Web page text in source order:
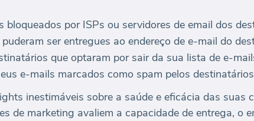
bloqueados por ISPs ou servidores de email dos
ser entregues ao endereço de e-mail do
que optaram por sair da sua lista de e-
e-mails marcados como spam pelos
inestimáveis sobre a saúde e eficácia das suas
de marketing avaliem a capacidade de entrega, o